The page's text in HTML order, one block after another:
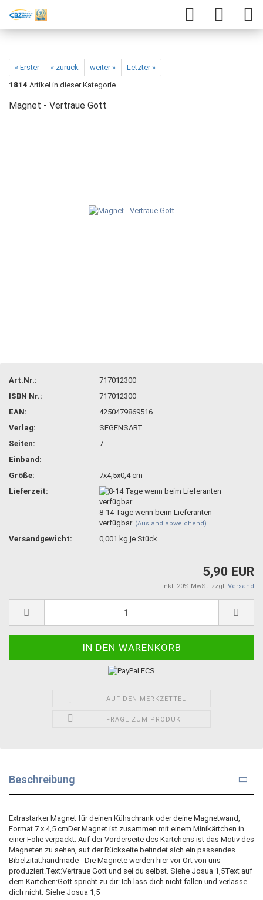
« Erster « zurück weiter »
Letzter »
1814 Artikel in dieser Kategorie
Magnet - Vertraue Gott
Art.Nr.:
717012300
ISBN Nr.:
717012300
EAN:
4250479869516
Verlag:
SEGENSART
Seiten:
7
Einband:
---
Größe:
7x4,5x0,4 cm
Lieferzeit:
8-14 Tage wenn beim Lieferanten
verfügbar. (Ausland abweichend)
Versandgewicht: 0,001 kg je Stück
5,90 EUR
inkl. 20% MwSt. zzgl. Versand
AUF DEN MERKZETTEL
FRAGE ZUM PRODUKT
Beschreibung
Extrastarker Magnet für deinen Kühschrank oder deine Magnetwand,
Format 7 x 4,5 cmDer Magnet ist zusammen mit einem Minikärtchen in
einer Folie verpackt. Auf der Vorderseite des Kärtchens ist das Motiv des
Magneten zu sehen, auf der Rückseite befindet sich ein passendes
Bibelzitat.handmade - Die Magnete werden hier vor Ort von uns
produziert.Text:Vertraue Gott und sei du selbst. Siehe Josua 1,5Text auf
dem Kärtchen:Gott spricht zu dir: Ich lass dich nicht fallen und verlasse
dich nicht. Siehe Josua 1,5